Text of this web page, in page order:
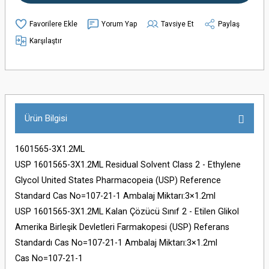
Yorum Yap Tavsiye Et
Paylaş
Karşılaştır
Ürün Bilgisi
1601565-3X1.2ML
USP 1601565-3X1.2ML Residual Solvent Class 2 - Ethylene
Glycol United States Pharmacopeia (USP) Reference
Standard Cas No=107-21-1 Ambalaj Miktarı:3×1.2ml
USP 1601565-3X1.2ML Kalan Çözücü Sınıf 2 - Etilen Glikol
Amerika Birleşik Devletleri Farmakopesi (USP) Referans
Standardı Cas No=107-21-1 Ambalaj Miktarı:3×1.2ml
Cas No=107-21-1